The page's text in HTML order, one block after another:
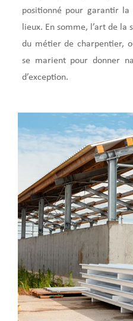
positionné pour garantir
lieux. En somme, l’art de
du métier de charpentier,
se marient pour donner
d’exception.